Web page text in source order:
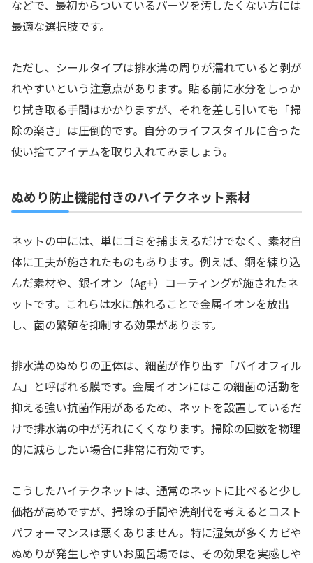
などで、最初からついているパーツを汚したくない方には
最適な選択肢です。
ただし、シールタイプは排水溝の周りが濡れていると剥が
れやすいという注意点があります。貼る前に水分をしっか
り拭き取る手間はかかりますが、それを差し引いても「掃
除の楽さ」は圧倒的です。自分のライフスタイルに合った
使い捨てアイテムを取り入れてみましょう。
ぬめり防止機能付きのハイテクネット素材
ネットの中には、単にゴミを捕まえるだけでなく、素材自
体に工夫が施されたものもあります。例えば、銅を練り込
んだ素材や、銀イオン（Ag+）コーティングが施されたネ
ットです。これらは水に触れることで金属イオンを放出
し、菌の繁殖を抑制する効果があります。
排水溝のぬめりの正体は、細菌が作り出す「バイオフィル
ム」と呼ばれる膜です。金属イオンにはこの細菌の活動を
抑える強い抗菌作用があるため、ネットを設置しているだ
けで排水溝の中が汚れにくくなります。掃除の回数を物理
的に減らしたい場合に非常に有効です。
こうしたハイテクネットは、通常のネットに比べると少し
価格が高めですが、掃除の手間や洗剤代を考えるとコスト
パフォーマンスは悪くありません。特に湿気が多くカビや
ぬめりが発生しやすいお風呂場では、その効果を実感しや